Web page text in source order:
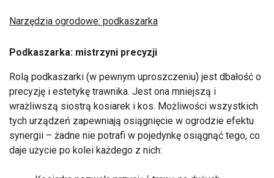
Narzędzia ogrodowe: podkaszarka
Podkaszarka: mistrzyni precyzji
Rolą podkaszarki (w pewnym uproszczeniu) jest dbałość o
precyzję i estetykę trawnika. Jest ona mniejszą i
wrażliwszą siostrą kosiarek i kos. Możliwości wszystkich
tych urządzeń zapewniają osiągnięcie w ogrodzie efektu
synergii – żadne nie potrafi w pojedynkę osiągnąć tego, co
daje użycie po kolei każdego z nich: